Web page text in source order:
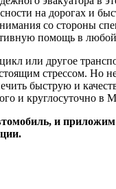
на дорогах и
со стороны
помощь в
или другое
стрессом. Но
быструю и
и круглосуточно в
и